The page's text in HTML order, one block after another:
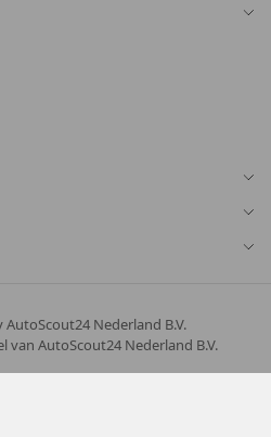
AutoScout24 Nederland B.V.
van AutoScout24 Nederland B.V.